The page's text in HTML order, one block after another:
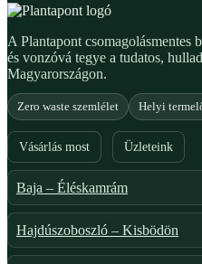
A Plantapont csomagolásmentes
és vonzóvá tegye a tudatos,
Magyarországon.
Zero waste szemlélet Helyi
Vásárlás most Üzleteink
Baja – Éléskamrám
Hajdúszoboszló – Kisbödön